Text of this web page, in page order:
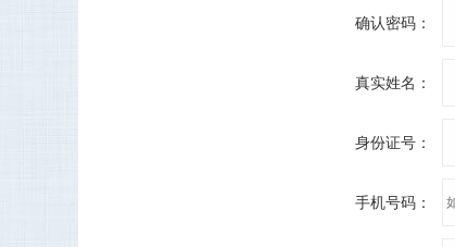
确认密码：
真实姓名：
身份证号：
手机号码：